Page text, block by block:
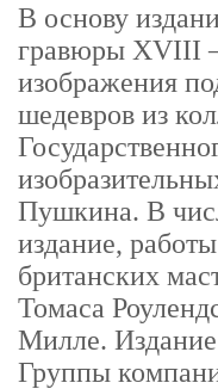
В основу
гравюры XVIII
изображения
шедевров из
Пушкина. В
издание,
британских
Томаса
Милле. Издание
Группы